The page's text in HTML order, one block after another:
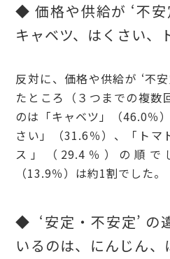
◆ 価格や供給が ‘不安
キャベツ、はくさい、
反対に、価格や供給が ‘不
たところ（３つまでの複数
のは「キャベツ」（46.0％
さい」（31.6％）、「トマ
ス」（29.4％）の順で
（13.9％）は約1割でした。
◆ ‘安定・不安定’ の
いるのは、にんじん、